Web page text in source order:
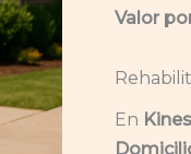
Valor
En